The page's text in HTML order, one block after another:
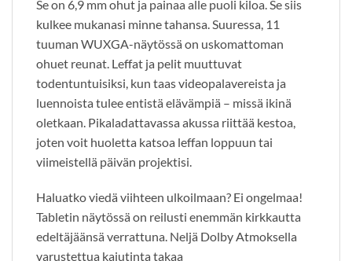
Se on 6,9 mm ohut ja painaa alle puoli kiloa. Se siis
kulkee mukanasi minne tahansa. Suuressa, 11
tuuman WUXGA-näytössä on uskomattoman
ohuet reunat. Leffat ja pelit muuttuvat
todentuntuisiksi, kun taas videopalavereista ja
luennoista tulee entistä elävämpiä – missä ikinä
oletkaan. Pikaladattavassa akussa riittää kestoa,
joten voit huoletta katsoa leffan loppuun tai
viimeistellä päivän projektisi.
Haluatko viedä viihteen ulkoilmaan? Ei ongelmaa!
Tabletin näytössä on reilusti enemmän kirkkautta
edeltäjäänsä verrattuna. Neljä Dolby Atmoksella
varustettua kaiutinta takaa